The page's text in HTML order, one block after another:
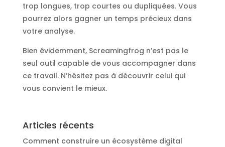
trop longues, trop courtes ou dupliquées. Vous
pourrez alors gagner un temps précieux dans
votre analyse.
Bien évidemment, Screamingfrog n’est pas le
seul outil capable de vous accompagner dans
ce travail. N’hésitez pas à découvrir celui qui
vous convient le mieux.
Articles récents
Comment construire un écosystème digital